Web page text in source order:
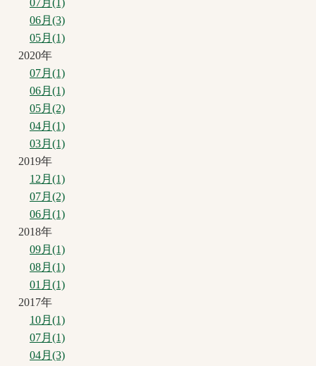
07月(1)
06月(3)
05月(1)
2020年
07月(1)
06月(1)
05月(2)
04月(1)
03月(1)
2019年
12月(1)
07月(2)
06月(1)
2018年
09月(1)
08月(1)
01月(1)
2017年
10月(1)
07月(1)
04月(3)